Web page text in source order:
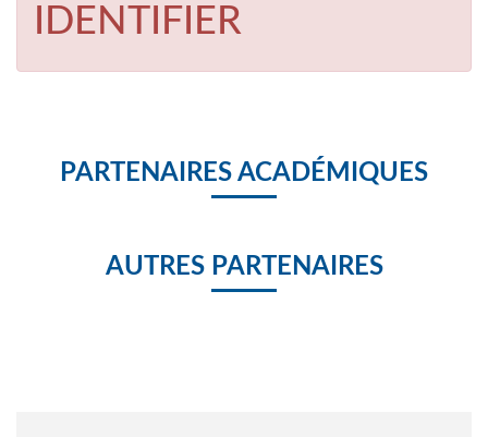
IDENTIFIER
PARTENAIRES ACADÉMIQUES
AUTRES PARTENAIRES